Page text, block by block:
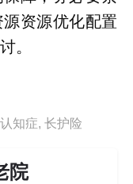
资源优化配置
。
认知症, 长护险
院